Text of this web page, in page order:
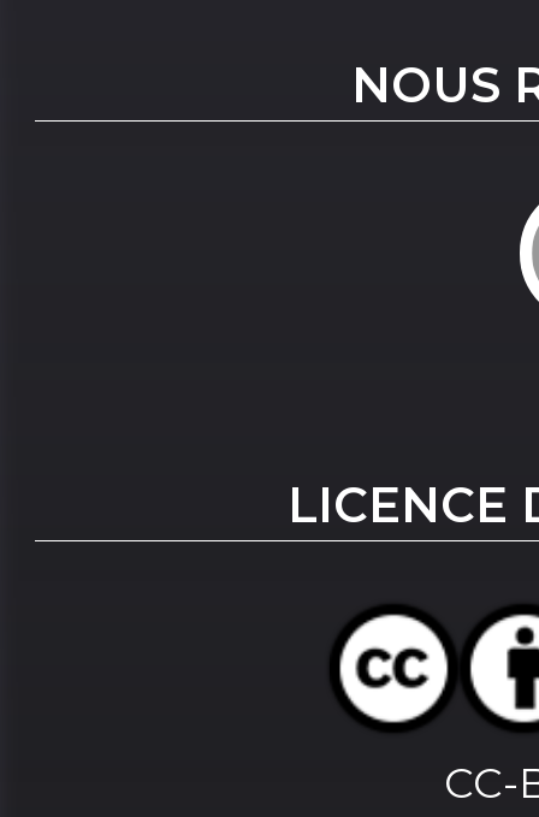
NOUS
LICENCE
CC-